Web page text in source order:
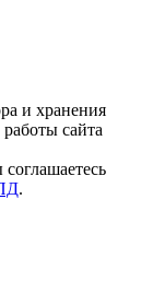
и хранения
сайта
.